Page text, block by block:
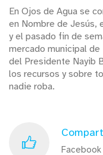
En Ojos de Agua se
en Nombre de Jesús,
y el pasado fin de
mercado municipal
del Presidente Nayib
los recursos y sobre
nadie roba.
Facebook